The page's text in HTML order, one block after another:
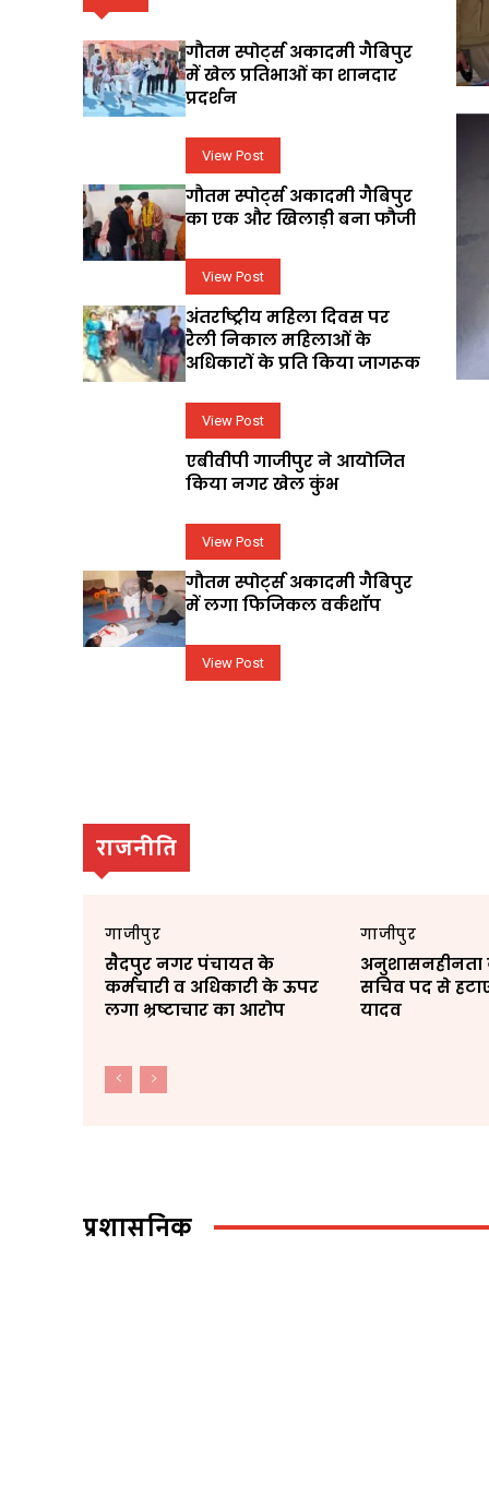
गौतम स्पोर्ट्स अकादमी गैबिपुर
में खेल प्रतिभाओं का शानदार
प्रदर्शन
View Post
गौतम स्पोर्ट्स अकादमी गैबिपुर
का एक और खिलाड़ी बना फौजी
View Post
अंतर्राष्ट्रीय महिला दिवस पर
रैली निकाल महिलाओं के
अधिकारों के प्रति किया जागरूक
View Post
एबीवीपी गाजीपुर ने आयोजित
किया नगर खेल कुंभ
View Post
गौतम स्पोर्ट्स अकादमी गैबिपुर
में लगा फिजिकल वर्कशॉप
View Post
राजनीति
गाजीपुर
सैदपुर नगर पंचायत के
कर्मचारी व अधिकारी के ऊपर
लगा भ्रष्टाचार का आरोप
गाजीपुर
सचिव पद से
यादव
प्रशासनिक